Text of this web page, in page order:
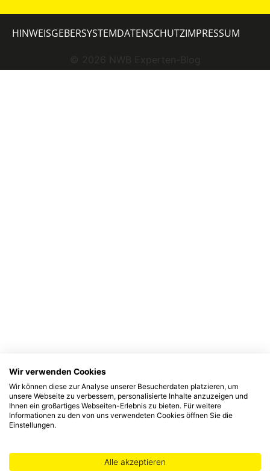
© 2026 NWB Experten-Blog
HINWEISGEBERSYSTEMDATENSCHUTZIMPRESSUM
Wir verwenden Cookies
Wir können diese zur Analyse unserer Besucherdaten platzieren, um
unsere Webseite zu verbessern, personalisierte Inhalte anzuzeigen und
Ihnen ein großartiges Webseiten-Erlebnis zu bieten. Für weitere
Informationen zu den von uns verwendeten Cookies öffnen Sie die
Einstellungen.
Alle akzeptieren